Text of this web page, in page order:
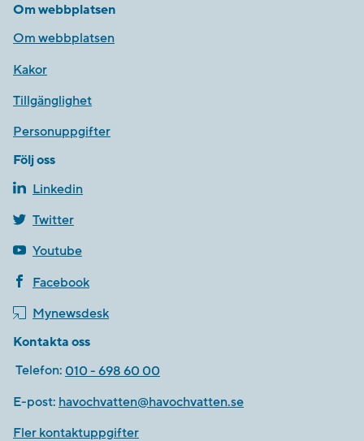
Om webbplatsen
Om webbplatsen
Kakor
Tillgänglighet
Personuppgifter
Följ oss
Linkedin
Twitter
Youtube
Facebook
Mynewsdesk
Kontakta oss
Telefon: 010 - 698 60 00
E-post: havochvatten@havochvatten.se
Fler kontaktuppgifter